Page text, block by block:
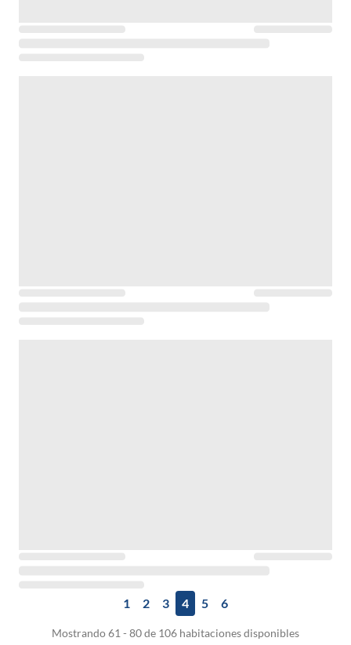
1 2 3 4 5 6
Mostrando 61 - 80 de 106 habitaciones disponibles